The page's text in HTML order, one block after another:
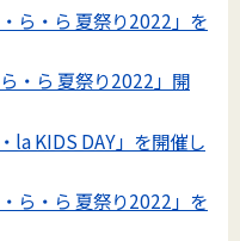
ら・ら 夏祭り2022」を
・ら 夏祭り2022」開
la KIDS DAY」を開催し
ら・ら 夏祭り2022」を